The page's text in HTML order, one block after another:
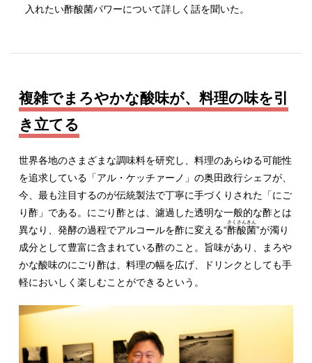
入れたい酢酸菌パワーについて詳しく話を聞いた。
複雑でまろやかな酸味が、料理の味を引
き立てる
世界各地のさまざまな調味料を研究し、料理のあらゆる可能性
を追求している「アル・ケッチァーノ」の奥田政行シェフが、
今、最も注目するのが伝統製法で丁寧に手づくりされた「にご
り酢」である。にごり酢とは、濾過した透明な一般的な酢とは
異なり、発酵の過程でアルコールを酢に変える“酢酸菌
さくさんきん
”が濁り
成分として豊富に含まれている酢のこと。旨味があり、まろや
かな酸味のにごり酢は、料理の幅を広げ、ドリンクとしても手
軽においしく楽しむことができるという。